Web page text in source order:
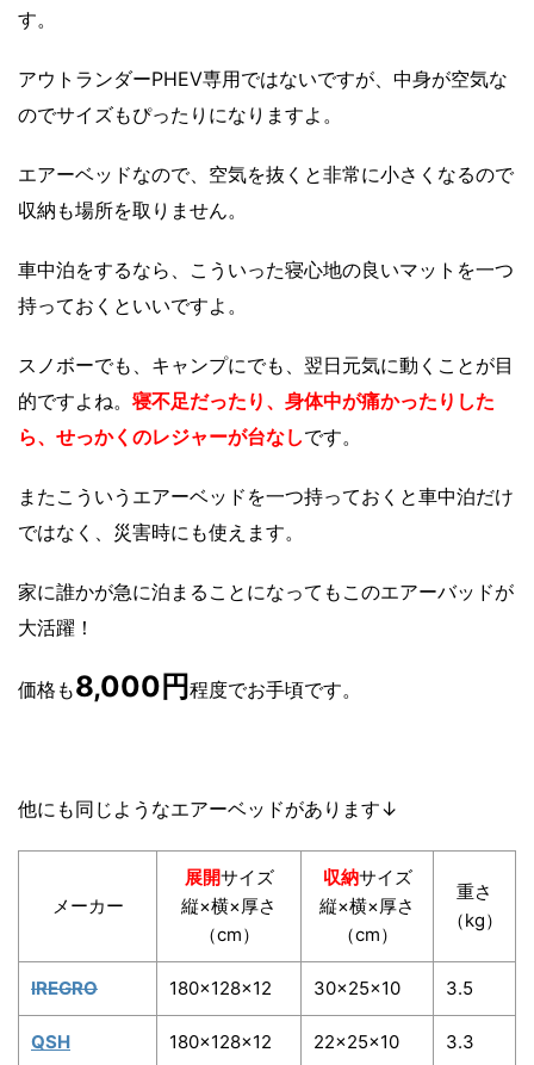
す。
アウトランダーPHEV専用ではないですが、中身が空気な
のでサイズもぴったりになりますよ。
エアーベッドなので、空気を抜くと非常に小さくなるので
収納も場所を取りません。
車中泊をするなら、こういった寝心地の良いマットを一つ
持っておくといいですよ。
スノボーでも、キャンプにでも、翌日元気に動くことが目
的ですよね。 寝不足だったり、身体中が痛かったりした
ら、せっかくのレジャーが台なしです。
またこういうエアーベッドを一つ持っておくと車中泊だけ
ではなく、災害時にも使えます。
家に誰かが急に泊まることになってもこのエアーバッドが
大活躍！
価格も8,000円程度でお手頃です。
他にも同じようなエアーベッドがあります↓
メーカー
展開サイズ
縦×横×厚さ
（cm）
収納サイズ
縦×横×厚さ
（cm）
重さ
（kg）
IREGRO 180×128×12 30×25×10 3.5
QSH 180×128×12 22×25×10 3.3